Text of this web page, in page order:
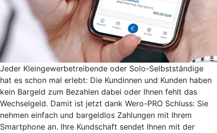
Jeder Kleingewerbetreibende oder Solo-Selbstständige
hat es schon mal erlebt: Die Kundinnen und Kunden haben
kein Bargeld zum Bezahlen dabei oder Ihnen fehlt das
Wechselgeld. Damit ist jetzt dank Wero-PRO Schluss: Sie
nehmen einfach und bargeldlos Zahlungen mit Ihrem
Smartphone an. Ihre Kundschaft sendet Ihnen mit der